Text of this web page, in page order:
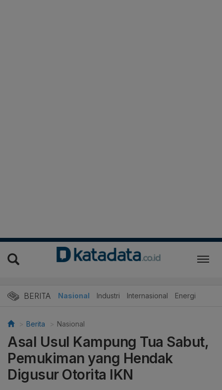
BERITA Nasional Industri Internasional Energi
Berita Nasional
Asal Usul Kampung Tua Sabut,
Pemukiman yang Hendak
Digusur Otorita IKN